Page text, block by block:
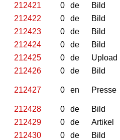
212421
0 de Bild
212422
0 de Bild
212423
0 de Bild
212424
0 de Bild
212425
0 de Upload
212426
0 de Bild
212427 0 en Presse
212428
0 de Bild
212429
0 de Artikel
212430
0 de Bild